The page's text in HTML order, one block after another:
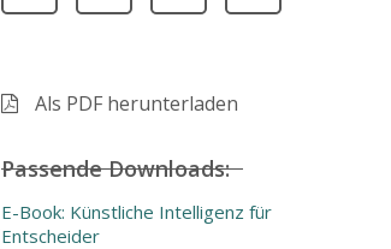
Als PDF herunterladen
Passende Downloads:
E-Book: Künstliche Intelligenz für
Entscheider